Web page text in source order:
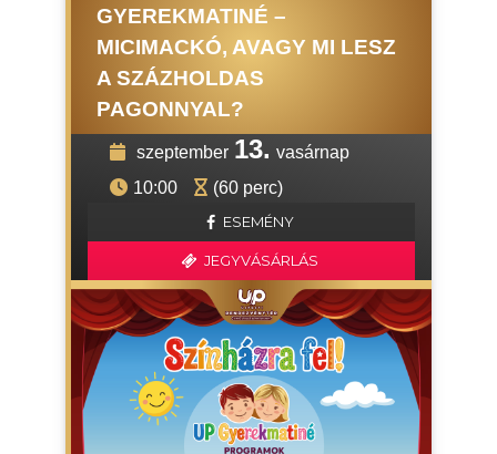
GYEREKMATINÉ –
MICIMACKÓ, AVAGY MI LESZ
A SZÁZHOLDAS
PAGONNYAL?
szeptember 13. vasárnap
10:00
(60 perc)
ESEMÉNY
JEGYVÁSÁRLÁS